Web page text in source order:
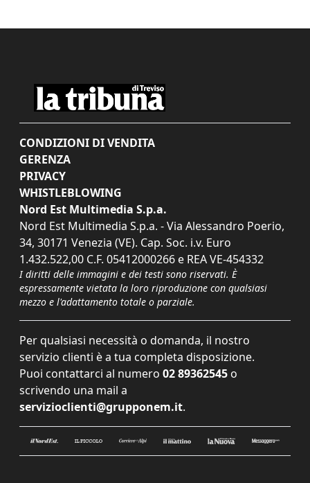
CONDIZIONI DI VENDITA
GERENZA
PRIVACY
WHISTLEBLOWING
Nord Est Multimedia S.p.a.
Nord Est Multimedia S.p.a. - Via Alessandro Poerio,
34, 30171 Venezia (VE). Cap. Soc. i.v. Euro
1.432.522,00 C.F. 05412000266 e REA VE-454332
I diritti delle immagini e dei testi sono riservati. È
espressamente vietata la loro riproduzione con qualsiasi
mezzo e l'adattamento totale o parziale.
Per qualsiasi necessità o domanda, il nostro
servizio clienti è a tua completa disposizione.
Puoi contattarci al numero 02 89362545 o
scrivendo una mail a
servizioclienti@grupponem.it.